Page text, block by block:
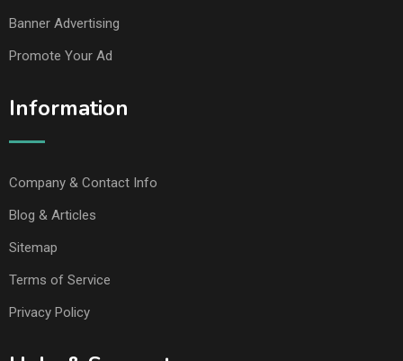
Banner Advertising
Promote Your Ad
Information
Company & Contact Info
Blog & Articles
Sitemap
Terms of Service
Privacy Policy